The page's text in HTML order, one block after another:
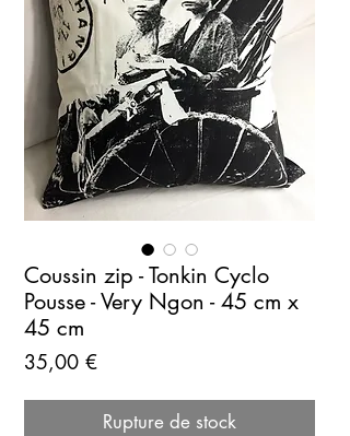
Coussin zip - Tonkin Cyclo
Pousse - Very Ngon - 45 cm x
45 cm
35,00 €Prix
Rupture de stock